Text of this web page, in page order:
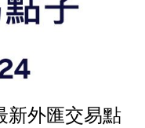
新外匯交易點